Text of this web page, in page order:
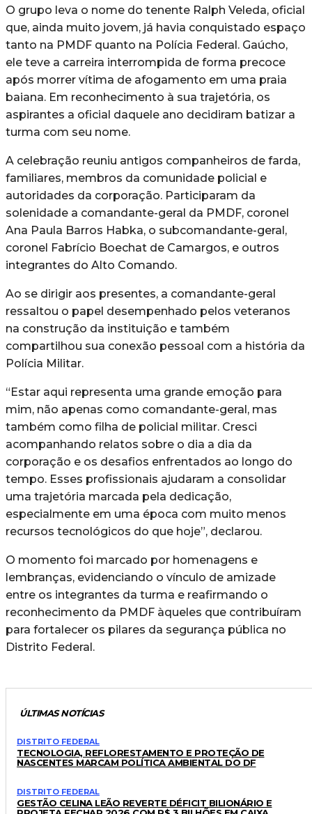
O grupo leva o nome do tenente Ralph Veleda, oficial
que, ainda muito jovem, já havia conquistado espaço
tanto na PMDF quanto na Polícia Federal. Gaúcho,
ele teve a carreira interrompida de forma precoce
após morrer vítima de afogamento em uma praia
baiana. Em reconhecimento à sua trajetória, os
aspirantes a oficial daquele ano decidiram batizar a
turma com seu nome.
A celebração reuniu antigos companheiros de farda,
familiares, membros da comunidade policial e
autoridades da corporação. Participaram da
solenidade a comandante-geral da PMDF, coronel
Ana Paula Barros Habka, o subcomandante-geral,
coronel Fabrício Boechat de Camargos, e outros
integrantes do Alto Comando.
Ao se dirigir aos presentes, a comandante-geral
ressaltou o papel desempenhado pelos veteranos
na construção da instituição e também
compartilhou sua conexão pessoal com a história da
Polícia Militar.
“Estar aqui representa uma grande emoção para
mim, não apenas como comandante-geral, mas
também como filha de policial militar. Cresci
acompanhando relatos sobre o dia a dia da
corporação e os desafios enfrentados ao longo do
tempo. Esses profissionais ajudaram a consolidar
uma trajetória marcada pela dedicação,
especialmente em uma época com muito menos
recursos tecnológicos do que hoje”, declarou.
O momento foi marcado por homenagens e
lembranças, evidenciando o vínculo de amizade
entre os integrantes da turma e reafirmando o
reconhecimento da PMDF àqueles que contribuíram
para fortalecer os pilares da segurança pública no
Distrito Federal.
ÚLTIMAS NOTÍCIAS
DISTRITO FEDERAL
TECNOLOGIA, REFLORESTAMENTO E PROTEÇÃO DE
NASCENTES MARCAM POLÍTICA AMBIENTAL DO DF
DISTRITO FEDERAL
GESTÃO CELINA LEÃO REVERTE DÉFICIT BILIONÁRIO E